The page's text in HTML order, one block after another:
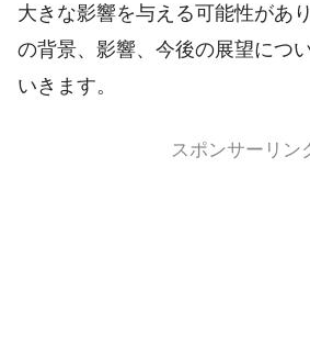
大きな影響を与える可能性があ
の背景、影響、今後の展望につ
いきます。
スポンサーリン